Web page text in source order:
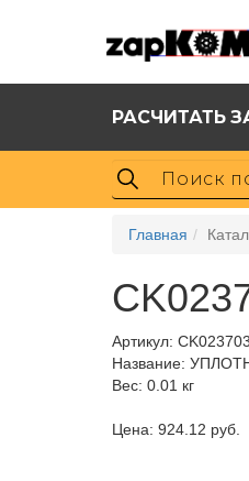
РАСЧИТАТЬ
Главная
Артикул:
Название:
Вес: 0.01 кг
Цена: 924.12 руб.